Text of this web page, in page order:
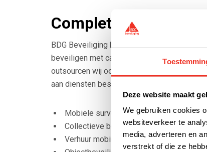
Deze website maakt
We gebruiken cookies
websiteverkeer te
media, adverteren en
verstrekt of die ze
Complete service
BDG Beveiliging biedt een breed scala aan
beveiligen met camera’s of op zoek bent
outsourcen wij ook receptiediensten en
aan diensten bestaat onder ander uit:
Mobiele surveillance
Collectieve beveiliging
Verhuur mobiele alarm- en